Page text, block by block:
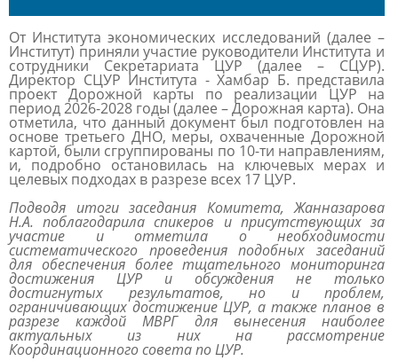
От Института экономических исследований (далее –
Институт) приняли участие руководители Института и
сотрудники Секретариата ЦУР (далее – СЦУР).
Директор СЦУР Института - Хамбар Б. представила
проект Дорожной карты по реализации ЦУР на
период 2026-2028 годы (далее – Дорожная карта). Она
отметила, что данный документ был подготовлен на
основе третьего ДНО, меры, охваченные Дорожной
картой, были сгруппированы по 10-ти направлениям,
и, подробно остановилась на ключевых мерах и
целевых подходах в разрезе всех 17 ЦУР.
Подводя итоги заседания Комитета, Жанназарова
Н.А. поблагодарила спикеров и присутствующих за
участие и отметила о необходимости
систематического проведения подобных заседаний
для обеспечения более тщательного мониторинга
достижения ЦУР и обсуждения не только
достигнутых результатов, но и проблем,
ограничивающих достижение ЦУР, а также планов в
разрезе каждой МВРГ для вынесения наиболее
актуальных из них на рассмотрение
Координационного совета по ЦУР.